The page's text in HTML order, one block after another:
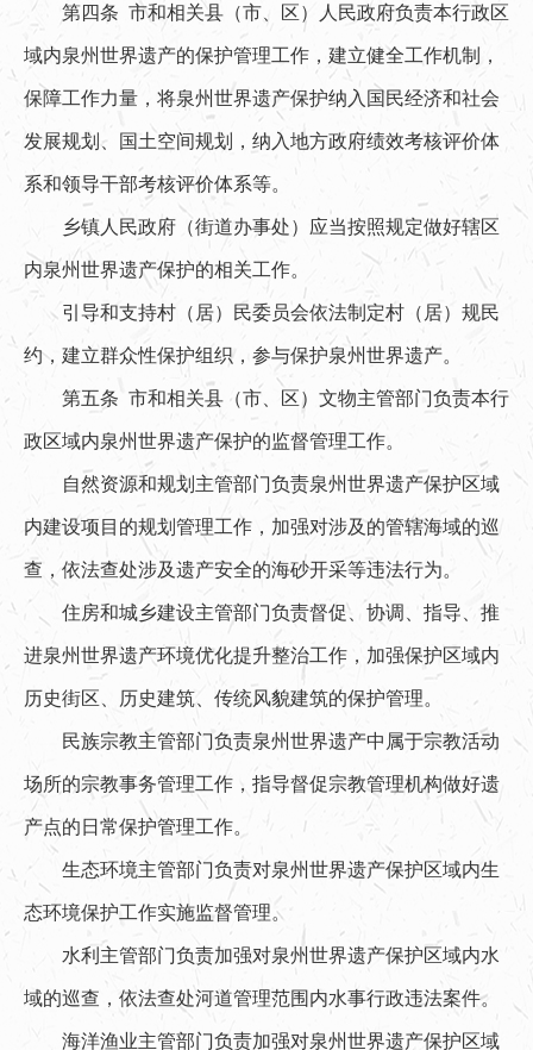
第四条 市和相关县（市、区）人民政府负责本行政区
域内泉州世界遗产的保护管理工作，建立健全工作机制，
保障工作力量，将泉州世界遗产保护纳入国民经济和社会
发展规划、国土空间规划，纳入地方政府绩效考核评价体
系和领导干部考核评价体系等。
乡镇人民政府（街道办事处）应当按照规定做好辖区
内泉州世界遗产保护的相关工作。
引导和支持村（居）民委员会依法制定村（居）规民
约，建立群众性保护组织，参与保护泉州世界遗产。
第五条 市和相关县（市、区）文物主管部门负责本行
政区域内泉州世界遗产保护的监督管理工作。
自然资源和规划主管部门负责泉州世界遗产保护区域
内建设项目的规划管理工作，加强对涉及的管辖海域的巡
查，依法查处涉及遗产安全的海砂开采等违法行为。
住房和城乡建设主管部门负责督促、协调、指导、推
进泉州世界遗产环境优化提升整治工作，加强保护区域内
历史街区、历史建筑、传统风貌建筑的保护管理。
民族宗教主管部门负责泉州世界遗产中属于宗教活动
场所的宗教事务管理工作，指导督促宗教管理机构做好遗
产点的日常保护管理工作。
生态环境主管部门负责对泉州世界遗产保护区域内生
态环境保护工作实施监督管理。
水利主管部门负责加强对泉州世界遗产保护区域内水
域的巡查，依法查处河道管理范围内水事行政违法案件。
海洋渔业主管部门负责加强对泉州世界遗产保护区域